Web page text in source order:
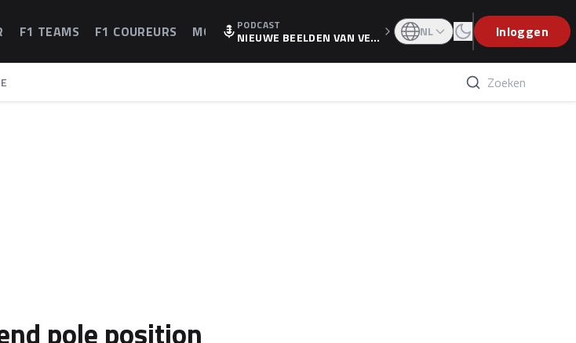
F1 TEAMS F1 COUREURS MOTOGPPODCAST
NIEUWE BEELDEN VAN VER
WEET IS ER NU GETEKEND'
NL Inloggen
pole position